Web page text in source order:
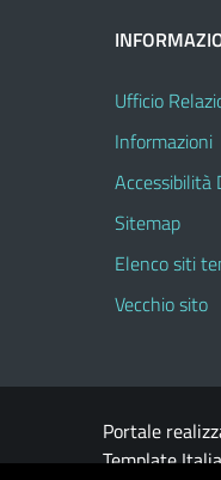
Ufficio
Informazioni
Accessibilità
Sitemap
Elenco siti
Vecchio sito
Portale
Template